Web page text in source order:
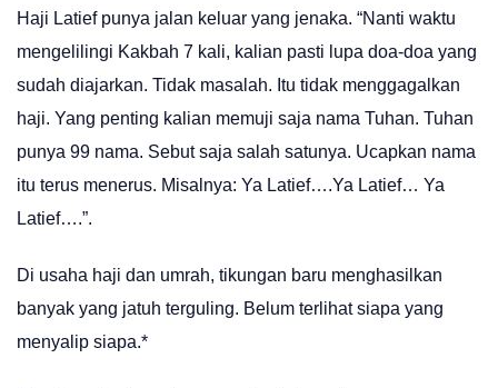
Haji Latief punya jalan keluar yang jenaka. “Nanti waktu
mengelilingi Kakbah 7 kali, kalian pasti lupa doa-doa yang
sudah diajarkan. Tidak masalah. Itu tidak menggagalkan
haji. Yang penting kalian memuji saja nama Tuhan. Tuhan
punya 99 nama. Sebut saja salah satunya. Ucapkan nama
itu terus menerus. Misalnya: Ya Latief….Ya Latief… Ya
Latief….”.
Di usaha haji dan umrah, tikungan baru menghasilkan
banyak yang jatuh terguling. Belum terlihat siapa yang
menyalip siapa.*